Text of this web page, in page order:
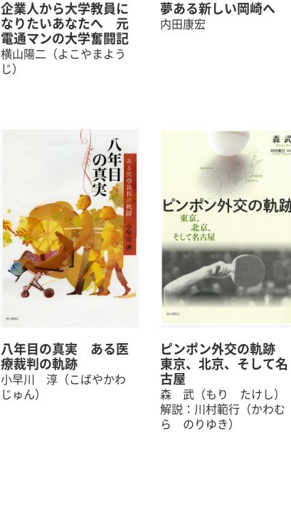
企業人から大学教員に
なりたいあなたへ 元
電通マンの大学奮闘記
横山陽二（よこやまよう
じ）
夢ある新しい岡崎へ
内田康宏
八年目の真実 ある医
療裁判の軌跡
小早川 淳（こばやかわ
じゅん）
ピンポン外交の軌跡
東京、北京、そして名
古屋
森 武（もり たけし）
解説：川村範行（かわむ
ら のりゆき）